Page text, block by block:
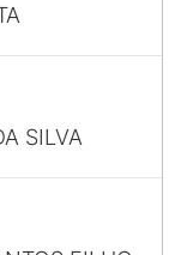
SILVA